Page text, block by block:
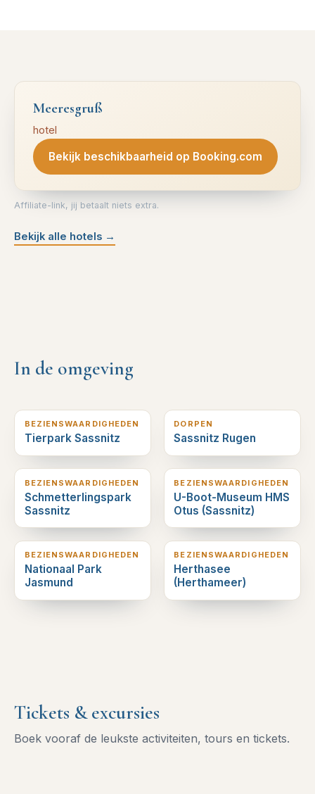
Meeresgruß
hotel
Bekijk beschikbaarheid op Booking.com
Affiliate-link, jij betaalt niets extra.
Bekijk alle hotels →
In de omgeving
BEZIENSWAARDIGHEDEN
Tierpark Sassnitz
DORPEN
Sassnitz Rugen
1 km verderop
BEZIENSWAARDIGHEDEN
Schmetterlingspark
Sassnitz
1 km verderop
BEZIENSWAARDIGHEDEN
U-Boot-Museum HMS
Otus (Sassnitz)
4 km verderop
BEZIENSWAARDIGHEDEN
Nationaal Park
Jasmund
6 km verderop
BEZIENSWAARDIGHEDEN
Herthasee
(Herthameer)
Tickets & excursies
Boek vooraf de leukste activiteiten, tours en tickets.